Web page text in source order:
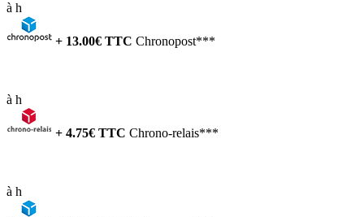
à h
+ 13.00€ TTC Chronopost***
à h
+ 4.75€ TTC Chrono-relais***
à h